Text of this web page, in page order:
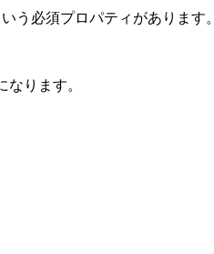
う必須プロパティがあります。
ります。